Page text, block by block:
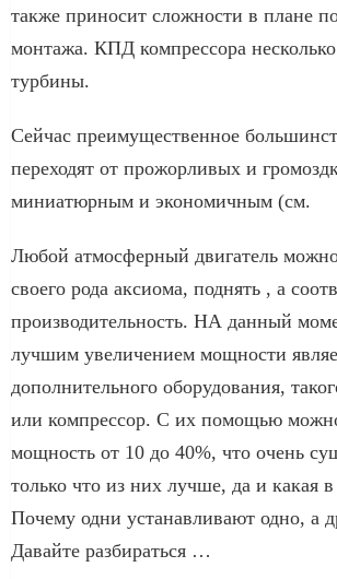
также приносит сложности в плане
монтажа. КПД компрессора
турбины.
Сейчас преимущественное
переходят от прожорливых и
миниатюрным и экономичным (см.
Любой атмосферный двигатель
своего рода аксиома, поднять , а
производительность. НА данный
лучшим увеличением мощности
дополнительного оборудования,
или компрессор. С их помощью
мощность от 10 до 40%, что очень
только что из них лучше, да и какая
Почему одни устанавливают одно, а
Давайте разбираться …